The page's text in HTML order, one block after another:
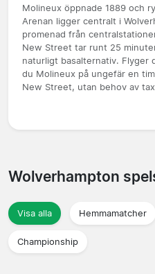
Molineux öppnade 1889 och
Arenan ligger centralt i
promenad från
New Street tar runt 25
naturligt basalternativ. Flyger
du Molineux på ungefär en
New Street, utan behov av
Wolverhampton
Visa alla Hemmamatcher
Championship